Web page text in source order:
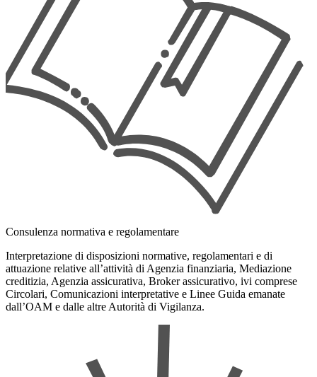
Consulenza normativa e regolamentare
Interpretazione di disposizioni normative, regolamentari e di
attuazione relative all’attività di Agenzia finanziaria, Mediazione
creditizia, Agenzia assicurativa, Broker assicurativo, ivi comprese
Circolari, Comunicazioni interpretative e Linee Guida emanate
dall’OAM e dalle altre Autorità di Vigilanza.